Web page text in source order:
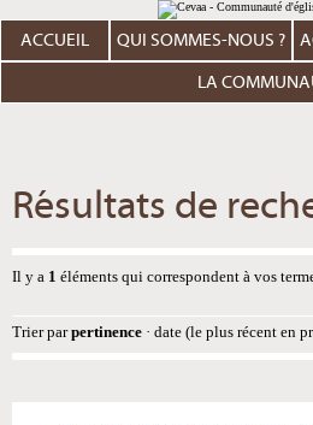
au
contenu.
Aller
personnels
ACCUEIL QUI SOMMES-NOUS ?
LA
Résultats de
Il y a 1 éléments qui correspondent à vos
Trier par pertinence · date (le plus récent en